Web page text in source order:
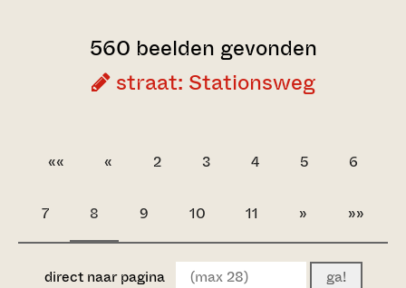
560 beelden gevonden
straat: Stationsweg
«« « 2 3 4 5 6
7 8 9 10 11 » »»
direct naar pagina ga!